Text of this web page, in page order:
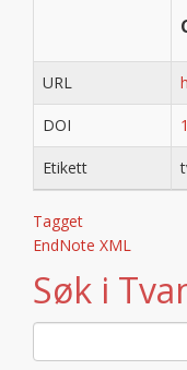
URL
DOI
Etikett
Tagget
EndNote XML
Søk i